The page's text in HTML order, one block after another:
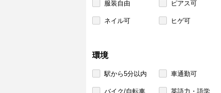
服装自由 ピアス可
ネイル可 ヒゲ可
環境
駅から5分以内 車通勤可
バイク/自転車 英語力・語学